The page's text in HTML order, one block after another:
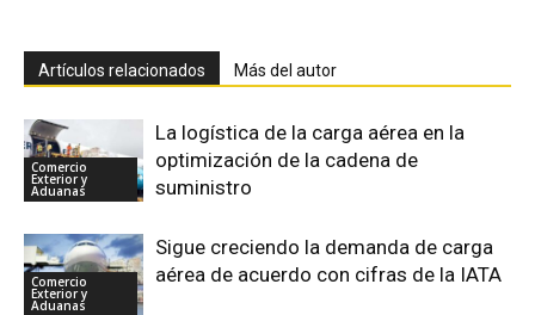
Artículos relacionados Más del autor
Comercio
Exterior y
Aduanas
La logística de la carga aérea en la
optimización de la cadena de
suministro
Comercio
Exterior y
Aduanas
Sigue creciendo la demanda de carga
aérea de acuerdo con cifras de la IATA